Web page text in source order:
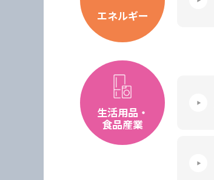
エネルギー
生活用品・
食品産業